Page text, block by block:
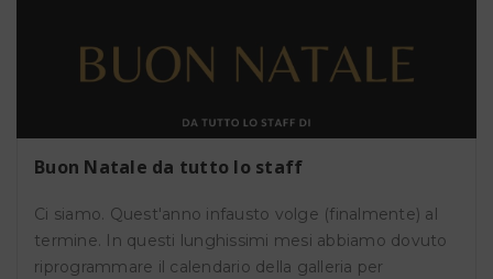
Buon Natale da tutto lo staff
Ci siamo. Quest'anno infausto volge (finalmente) al
termine. In questi lunghissimi mesi abbiamo dovuto
riprogrammare il calendario della galleria per